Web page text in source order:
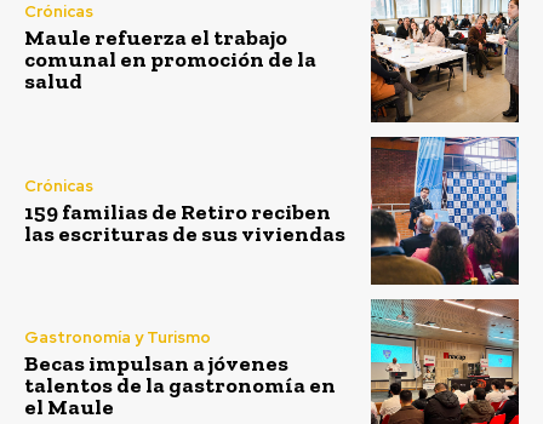
Crónicas
Maule refuerza el trabajo
comunal en promoción de la
salud
Crónicas
159 familias de Retiro reciben
las escrituras de sus viviendas
Gastronomía y Turismo
Becas impulsan a jóvenes
talentos de la gastronomía en
el Maule